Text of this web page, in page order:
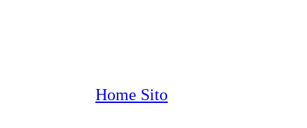
Home Sito